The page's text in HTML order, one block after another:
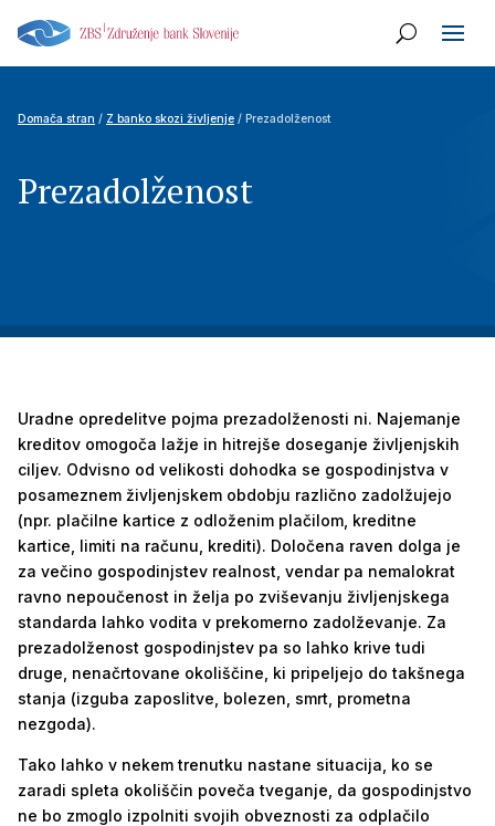
Prezadolženost
Domača stran / Z banko skozi življenje / Prezadolženost
Uradne opredelitve pojma prezadolženosti ni. Najemanje
kreditov omogoča lažje in hitrejše doseganje življenjskih
ciljev. Odvisno od velikosti dohodka se gospodinjstva v
posameznem življenjskem obdobju različno zadolžujejo
(npr. plačilne kartice z odloženim plačilom, kreditne
kartice, limiti na računu, krediti). Določena raven dolga je
za večino gospodinjstev realnost, vendar pa nemalokrat
ravno nepoučenost in želja po zviševanju življenjskega
standarda lahko vodita v prekomerno zadolževanje. Za
prezadolženost gospodinjstev pa so lahko krive tudi
druge, nenačrtovane okoliščine, ki pripeljejo do takšnega
stanja (izguba zaposlitve, bolezen, smrt, prometna
nezgoda).
Tako lahko v nekem trenutku nastane situacija, ko se
zaradi spleta okoliščin poveča tveganje, da gospodinjstvo
ne bo zmoglo izpolniti svojih obveznosti za odplačilo